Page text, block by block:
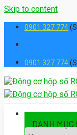
Skip to content
0901 327 774
0901 327 774
DANH MỤC